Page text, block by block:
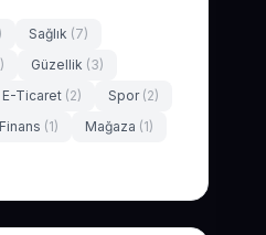
Sağlık (7)
Güzellik (3)
E-Ticaret (2) Spor (2)
Finans (1) Mağaza (1)